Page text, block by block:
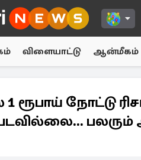
விளையாட்டு ஆன்மீகம்
1 ரூபாய் நோட்டு
பலரும்